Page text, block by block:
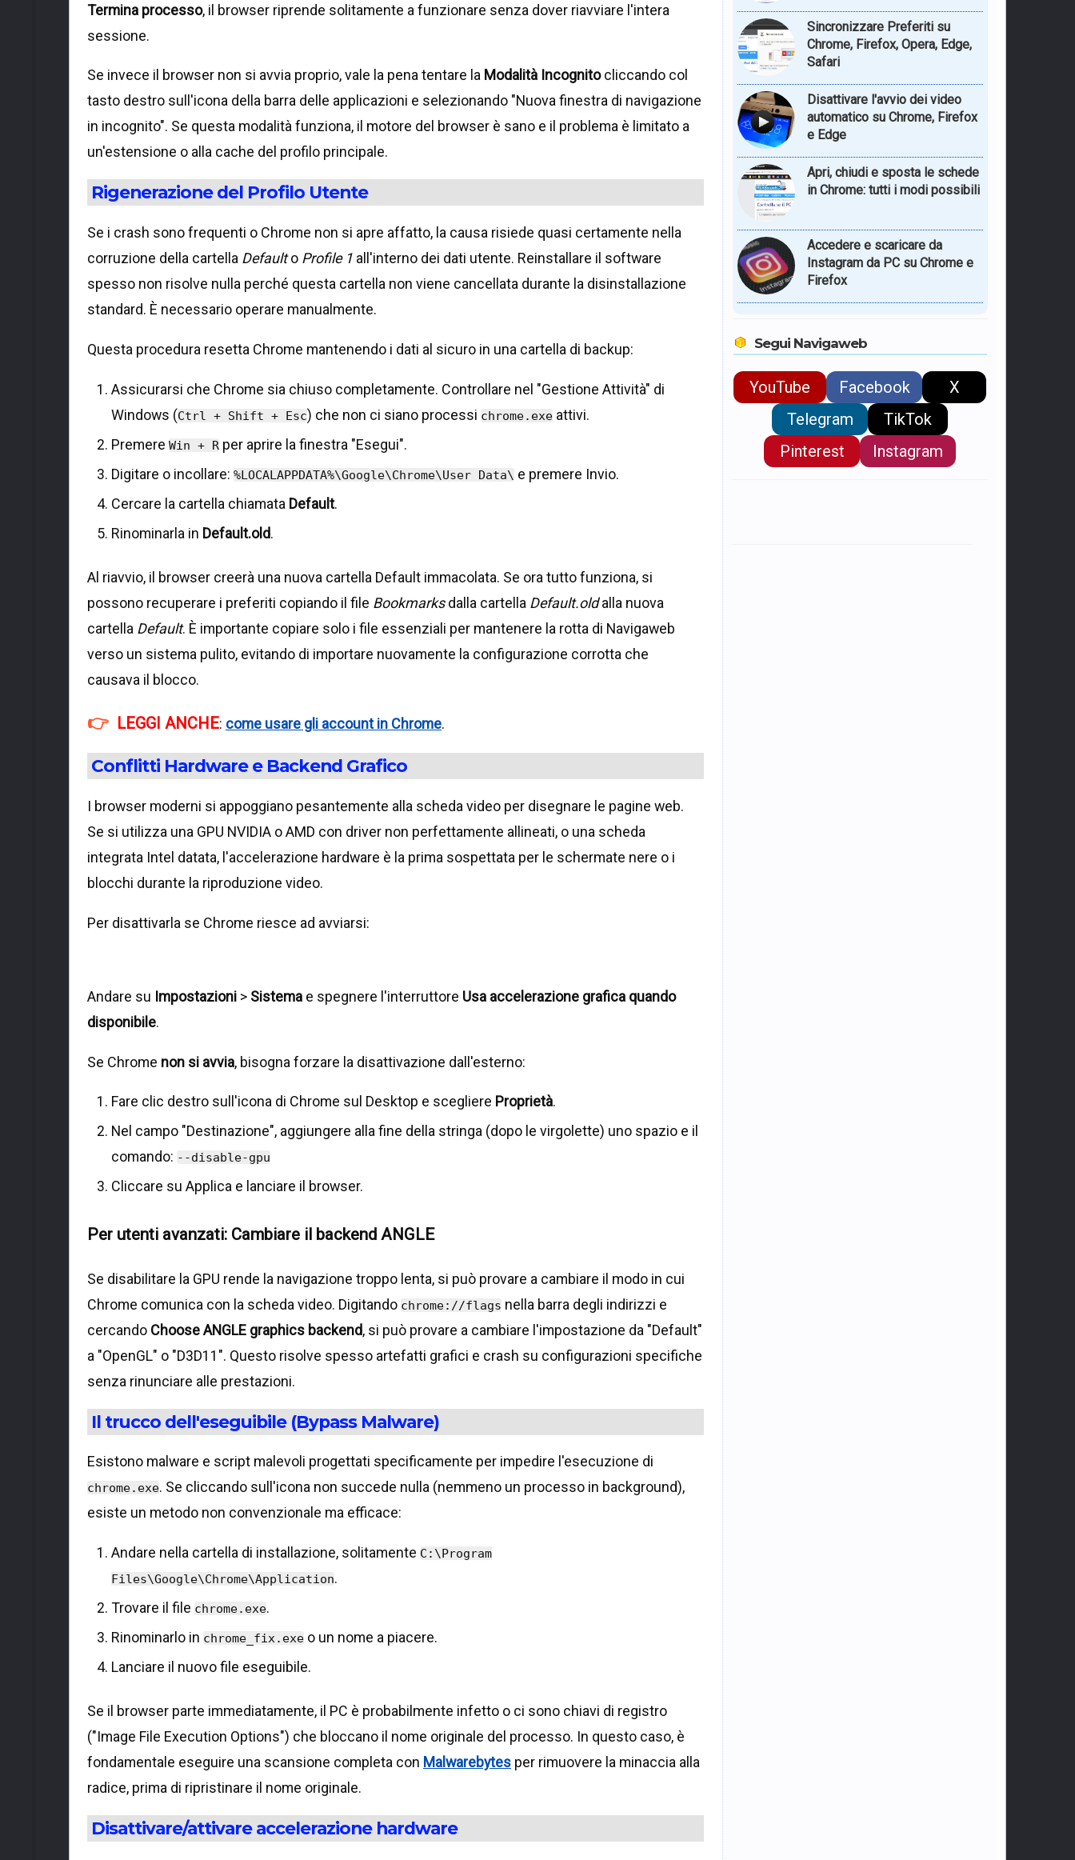
Termina processo, il browser riprende solitamente a funzionare senza dover riavviare l'intera
sessione.
Se invece il browser non si avvia proprio, vale la pena tentare la Modalità Incognitocliccando col
tasto destro sull'icona della barra delle applicazioni e selezionando "Nuova finestra di navigazione
in incognito". Se questa modalità funziona, il motore del browser è sano e il problema è limitato a
un'estensione o alla cache del profilo principale.
Rigenerazione del Profilo Utente
Se i crash sono frequenti o Chrome non si apre affatto, la causa risiede quasi certamente nella
corruzione della cartella Defaulto Profile 1 all'interno dei dati utente. Reinstallare il software
spesso non risolve nulla perché questa cartella non viene cancellata durante la disinstallazione
standard. È necessario operare manualmente.
Questa procedura resetta Chrome mantenendo i dati al sicuro in una cartella di backup:
Assicurarsi che Chrome sia chiuso completamente. Controllare nel "Gestione Attività" di
Windows (Ctrl + Shift + Esc) che non ci siano processi chrome.exe attivi.
Premere Win + R per aprire la finestra "Esegui".
Digitare o incollare: %LOCALAPPDATA%\Google\Chrome\User Data\ e premere Invio.
Cercare la cartella chiamata Default.
Rinominarla in Default.old.
Al riavvio, il browser creerà una nuova cartella Default immacolata. Se ora tutto funziona, si
possono recuperare i preferiti copiando il file Bookmarksdalla cartella Default.oldalla nuova
cartella Default. È importante copiare solo i file essenziali per mantenere la rotta di Navigaweb
verso un sistema pulito, evitando di importare nuovamente la configurazione corrotta che
causava il blocco.
LEGGI ANCHE: come usare gli account in Chrome.
Conflitti Hardware e Backend Grafico
I browser moderni si appoggiano pesantemente alla scheda video per disegnare le pagine web.
Se si utilizza una GPU NVIDIA o AMD con driver non perfettamente allineati, o una scheda
integrata Intel datata, l'accelerazione hardware è la prima sospettata per le schermate nere o i
blocchi durante la riproduzione video.
Per disattivarla se Chrome riesce ad avviarsi:
Andare su Impostazioni > Sistema e spegnere l'interruttore Usa accelerazione grafica quando
disponibile.
Se Chrome non si avvia, bisogna forzare la disattivazione dall'esterno:
Fare clic destro sull'icona di Chrome sul Desktop e scegliere Proprietà.
Nel campo "Destinazione", aggiungere alla fine della stringa (dopo le virgolette) uno spazio e il
comando: --disable-gpu
Cliccare su Applica e lanciare il browser.
Per utenti avanzati: Cambiare il backend ANGLE
Se disabilitare la GPU rende la navigazione troppo lenta, si può provare a cambiare il modo in cui
Chrome comunica con la scheda video. Digitando chrome://flags nella barra degli indirizzi e
cercando Choose ANGLE graphics backend, si può provare a cambiare l'impostazione da "Default"
a "OpenGL" o "D3D11". Questo risolve spesso artefatti grafici e crash su configurazioni specifiche
senza rinunciare alle prestazioni.
Il trucco dell'eseguibile (Bypass Malware)
Esistono malware e script malevoli progettati specificamente per impedire l'esecuzione di
chrome.exe. Se cliccando sull'icona non succede nulla (nemmeno un processo in background),
esiste un metodo non convenzionale ma efficace:
Andare nella cartella di installazione, solitamente C:\Program
Files\Google\Chrome\Application.
Trovare il file chrome.exe.
Rinominarlo in chrome_fix.exe o un nome a piacere.
Lanciare il nuovo file eseguibile.
Se il browser parte immediatamente, il PC è probabilmente infetto o ci sono chiavi di registro
("Image File Execution Options") che bloccano il nome originale del processo. In questo caso, è
fondamentale eseguire una scansione completa con Malwarebytes per rimuovere la minaccia alla
radice, prima di ripristinare il nome originale.
Disattivare/attivare accelerazione hardware
Sincronizzare Preferiti su
Chrome, Firefox, Opera, Edge,
Safari
Disattivare l'avvio dei video
automatico su Chrome, Firefox
e Edge
Apri, chiudi e sposta le schede
in Chrome: tutti i modi possibili
Accedere e scaricare da
Instagram da PC su Chrome e
Firefox
Segui Navigaweb
YouTube Facebook
X
Telegram
TikTok
Pinterest
Instagram